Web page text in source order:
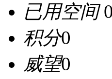
已用空间
积分0
威望0